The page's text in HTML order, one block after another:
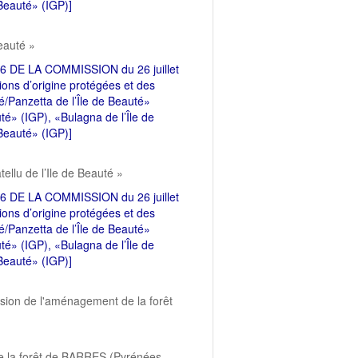
(IGP)]
»
DE LA COMMISSION du 26 juillet
d’origine protégées et des
de l’Île de Beauté»
(IGP), «Bulagna de l’Île de
(IGP)]
de l’Ile de Beauté »
DE LA COMMISSION du 26 juillet
d’origine protégées et des
de l’Île de Beauté»
(IGP), «Bulagna de l’Île de
(IGP)]
de l'aménagement de la forêt